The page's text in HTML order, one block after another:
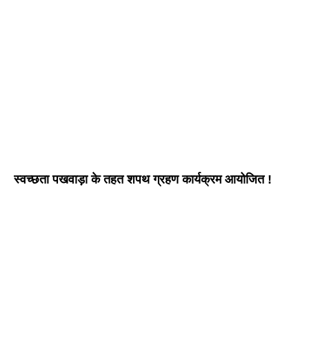
स्वच्छता पखवाड़ा के तहत शपथ ग्रहण कार्यक्रम आयोजित !